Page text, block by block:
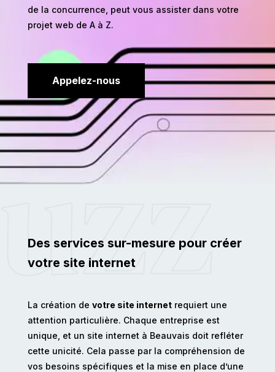
de la concurrence, peut vous assister dans votre
projet web de A à Z.
Appelez-nous
Des services sur-mesure pour créer
votre site internet
La création de votre site internetrequiert une
attention particulière. Chaque entreprise est
unique, et un site internet à Beauvais doit refléter
cette unicité. Cela passe par la compréhension de
vos besoins spécifiques et la mise en place d’une